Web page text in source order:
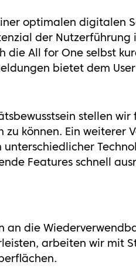
optimalen digitalen
der Nutzerführung
die All for One selbst
bietet dem
stellen
können. Ein weiterer
Features schnell
an die
arbeiten wir mit